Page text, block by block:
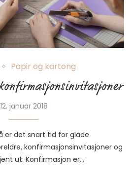
Papir og kartong
12. januar 2018
er det snart tid for glade
konfirmasjonsinvitasjoner og
ut: Konfirmasjon er…